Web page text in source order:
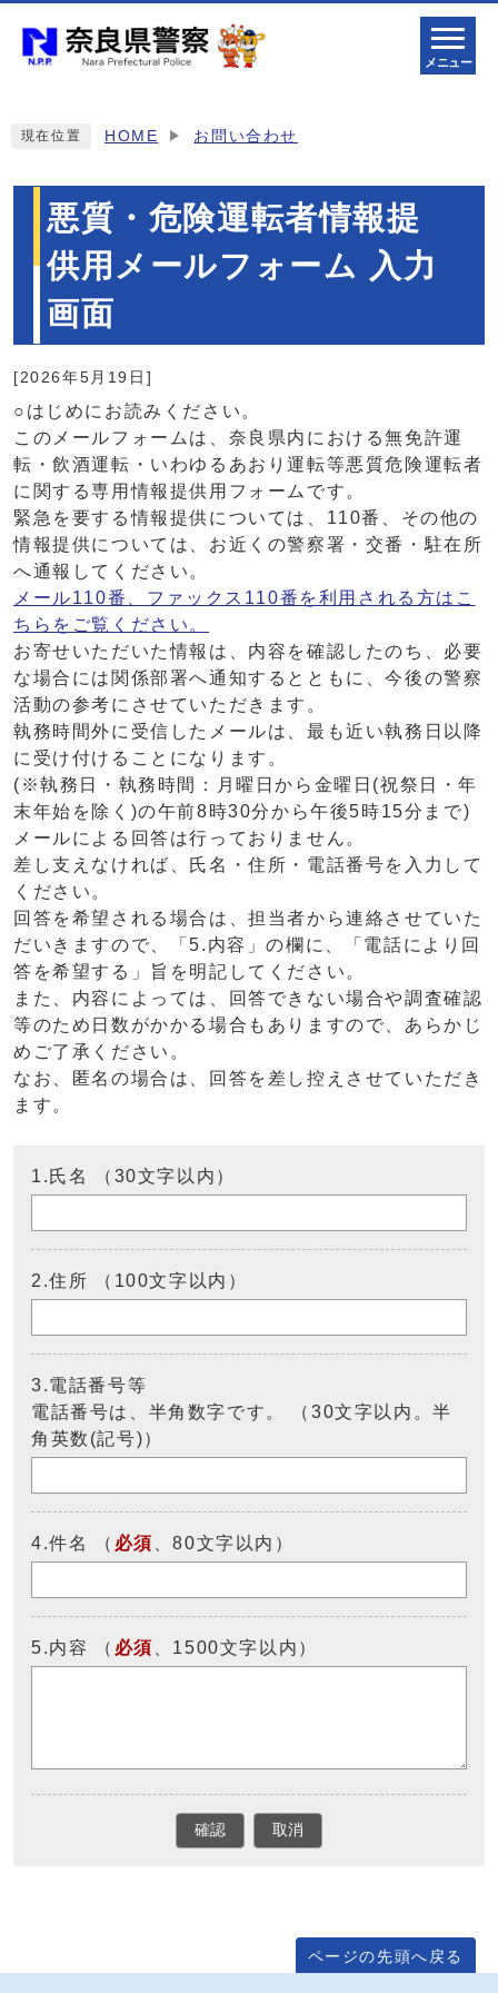
メニュー
現在位置 HOME お問い合わせ
悪質・危険運転者情報提
供用メールフォーム 入力
画面
[2026年5月19日]
○はじめにお読みください。
このメールフォームは、奈良県内における無免許運
転・飲酒運転・いわゆるあおり運転等悪質危険運転者
に関する専用情報提供用フォームです。
緊急を要する情報提供については、110番、その他の
情報提供については、お近くの警察署・交番・駐在所
へ通報してください。
メール110番、ファックス110番を利用される方はこ
ちらをご覧ください。
お寄せいただいた情報は、内容を確認したのち、必要
な場合には関係部署へ通知するとともに、今後の警察
活動の参考にさせていただきます。
執務時間外に受信したメールは、最も近い執務日以降
に受け付けることになります。
(※執務日・執務時間：月曜日から金曜日(祝祭日・年
末年始を除く)の午前8時30分から午後5時15分まで)
メールによる回答は行っておりません。
差し支えなければ、氏名・住所・電話番号を入力して
ください。
回答を希望される場合は、担当者から連絡させていた
だいきますので、「5.内容」の欄に、「電話により回
答を希望する」旨を明記してください。
また、内容によっては、回答できない場合や調査確認
等のため日数がかかる場合もありますので、あらかじ
めご了承ください。
なお、匿名の場合は、回答を差し控えさせていただき
ます。
1.氏名 （30文字以内）
2.住所 （100文字以内）
3.電話番号等
電話番号は、半角数字です。 （30文字以内。半
角英数(記号)）
4.件名 （ 必須 、80文字以内）
5.内容 （ 必須 、1500文字以内）
確認 取消
ページの先頭へ戻る